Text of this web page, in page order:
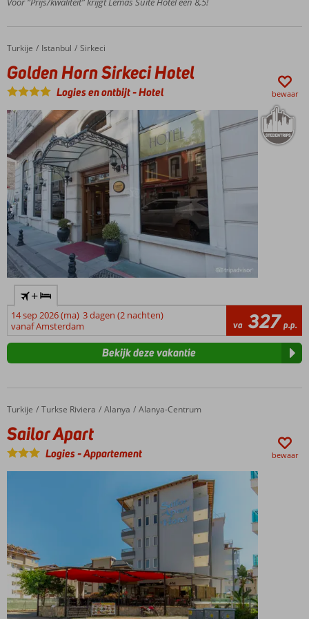
naar het
ook
Home
Turkije Istanbul Sirkeci
Golden Horn Sirkeci Hotel
Golden Horn Sirkeci Hotel
Logies en ontbijt-Hotel bewaar
+
14 sep 2026 (ma) 3 dagen (2 nachten)
vanaf Amsterdam
va 327 p.p.
Bekijk deze vakantie
Home
Turkije Turkse Riviera Alanya Alanya-Centrum
Sailor Apart
Sailor Apart
Logies-Appartement bewaar